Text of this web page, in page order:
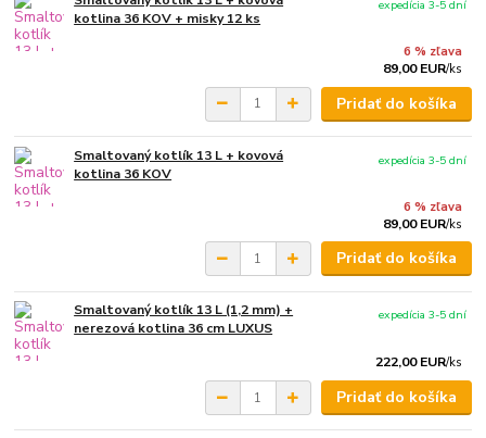
kotlina 36 KOV + misky 12 ks
6 % zľava
89,00 EUR/ks
expedícia 3-5 dní
Pridať do košíka
Smaltovaný kotlík 13 L + kovová
kotlina 36 KOV
6 % zľava
89,00 EUR/ks
expedícia 3-5 dní
Pridať do košíka
Smaltovaný kotlík 13 L (1,2 mm) +
nerezová kotlina 36 cm LUXUS
222,00 EUR/ks
expedícia 3-5 dní
Pridať do košíka